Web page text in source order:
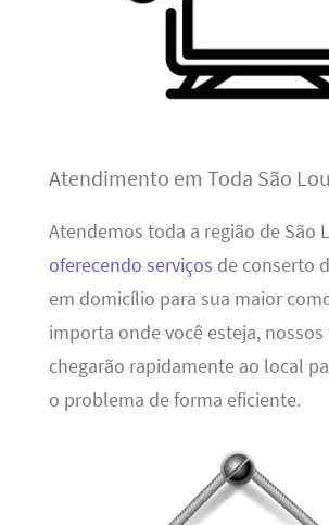
Atendimento em Toda São
Atendemos toda a região de São
oferecendo serviços de conserto
em domicílio para sua maior
importa onde você esteja, nossos
chegarão rapidamente ao local
o problema de forma eficiente.